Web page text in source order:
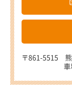
〒861-5515 熊